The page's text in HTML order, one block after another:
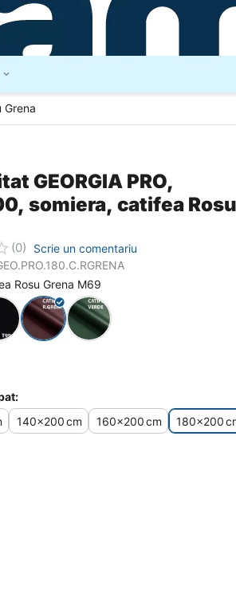
Grena
GEORGIA PRO,
somiera, catifea Rosu
(0) Scrie un comentariu
Rosu Grena M69
140x200cm 160x200cm 180x200